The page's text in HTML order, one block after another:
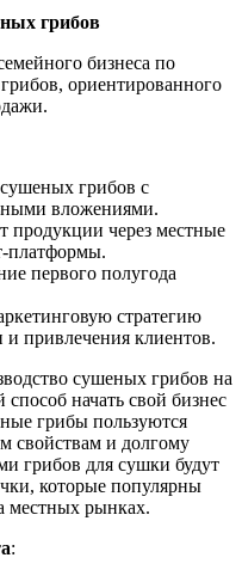
грибов
бизнеса по
ориентированного
грибов с
вложениями.
продукции через местные
платформы.
первого полугода
стратегию
привлечения клиентов.
сушеных грибов на
начать свой бизнес
грибы пользуются
свойствам и долгому
грибов для сушки будут
которые популярны
местных рынках.
: